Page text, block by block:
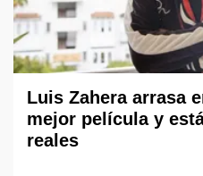
Luis Zahera arrasa
mejor película y
reales